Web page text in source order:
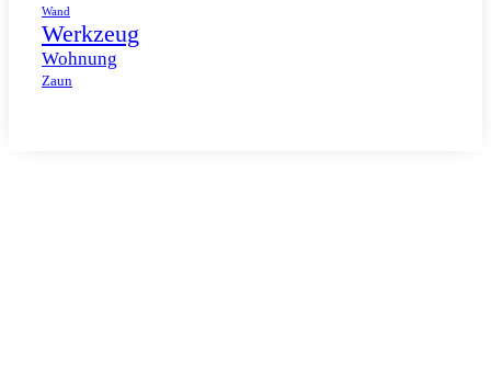
Wand
Werkzeug
Wohnung
Zaun